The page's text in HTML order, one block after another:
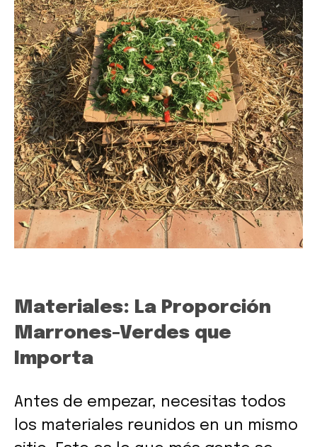
Materiales: La Proporción
Marrones-Verdes que
Importa
Antes de empezar, necesitas todos
los materiales reunidos en un mismo